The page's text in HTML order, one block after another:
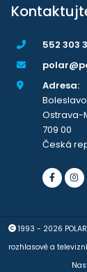
552 303
Adresa:
Ostrava-
709 00
Česká
1993 - 2026
rozhlasové a